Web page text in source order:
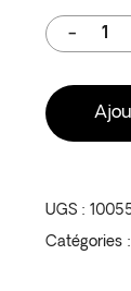
UGS :
Catégories :